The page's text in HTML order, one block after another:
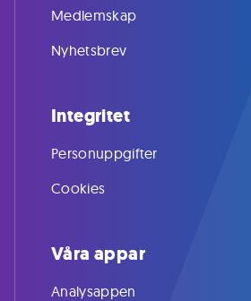
Medlemskap
Nyhetsbrev
Integritet
Personuppgifter
Cookies
Våra appar
Analysappen